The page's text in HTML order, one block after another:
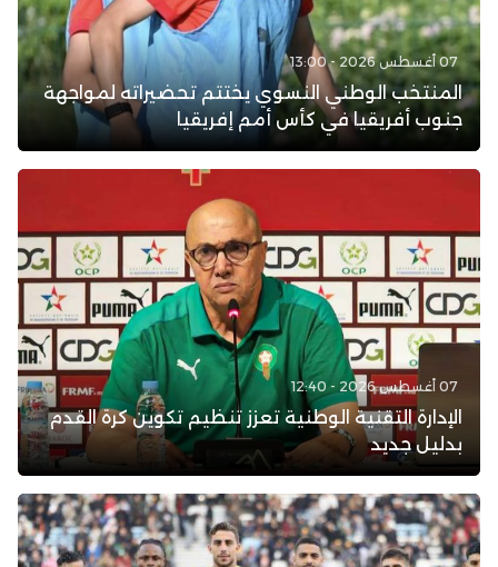
07 أغسطس 2026 - 13:00
المنتخب الوطني النسوي يختتم تحضيراته لمواجهة
جنوب أفريقيا في كأس أمم إفريقيا
07 أغسطس 2026 - 12:40
الإدارة التقنية الوطنية تعزز تنظيم تكوين كرة القدم
بدليل جديد